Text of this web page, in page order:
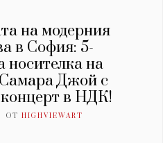
на модерния
в София: 5-
носителка на
Джой с
в НДК!
ОТHIGHVIEWART